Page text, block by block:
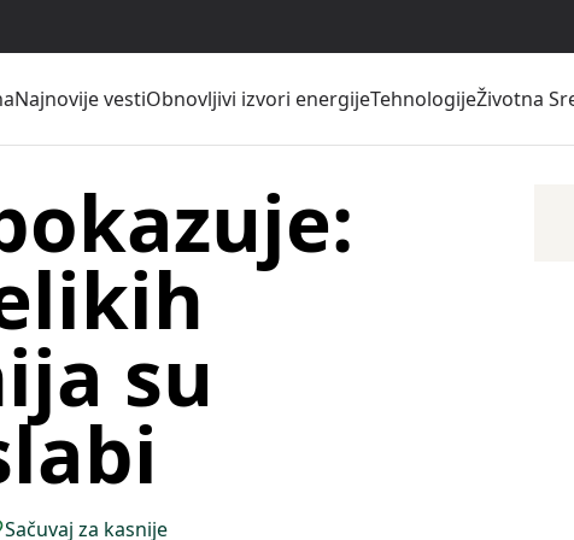
Najnovije vestiObnovljivi izvori energijeTehnologijeŽivotna
su
Sačuvaj za kasnije